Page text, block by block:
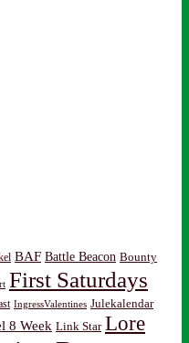
BAF Battle Beacon Bounty
First Saturdays
IngressValentines Julekalendar
8 Week Link Star Lore